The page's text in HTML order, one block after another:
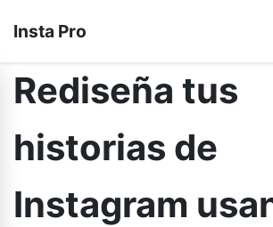
Insta Pro
Rediseña tus
historias de
Instagram